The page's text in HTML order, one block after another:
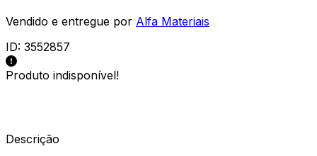
Vendido e entregue por Alfa Materiais
ID: 3552857
Produto indisponível!
Descrição